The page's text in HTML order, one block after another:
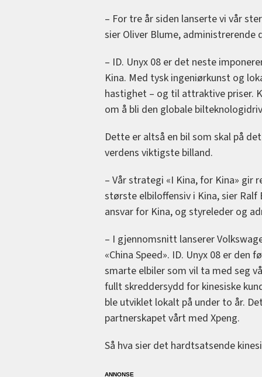
– For tre år siden lanserte vi vår
sier Oliver Blume, administrerende
– ID. Unyx 08 er det neste
Kina. Med tysk ingeniørkunst og
hastighet – og til attraktive priser.
om å bli den globale
Dette er altså en bil som skal på
verdens viktigste billand.
– Vår strategi «I Kina, for Kina» gir
største elbiloffensiv i Kina, sier
ansvar for Kina, og styreleder og
– I gjennomsnitt lanserer
«China Speed». ID. Unyx 08 er den
smarte elbiler som vil ta med seg
fullt skreddersydd for kinesiske
ble utviklet lokalt på under to år.
partnerskapet vårt med Xpeng.
Så hva sier det hardtsatsende